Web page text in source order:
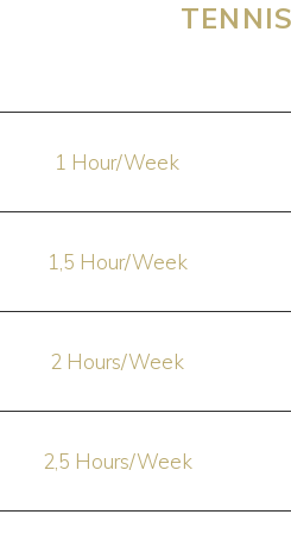
1 Hour/Week
1,5 Hour/Week
2 Hours/Week
2,5 Hours/Week